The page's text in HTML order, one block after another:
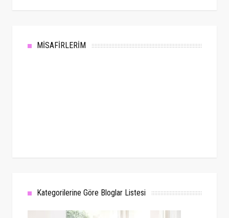
MİSAFİRLERİM
Kategorilerine Göre Bloglar Listesi